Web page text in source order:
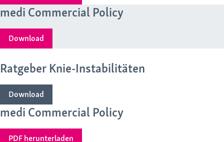
medi Commercial Policy
Download
Ratgeber Knie-Instabilitäten
Download
medi Commercial Policy
PDF herunterladen